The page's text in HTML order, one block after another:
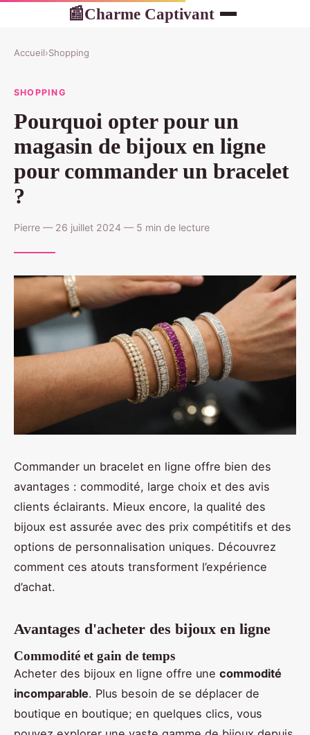
📰Charme Captivant
Accueil›Shopping
SHOPPING
Pourquoi opter pour un
magasin de bijoux en ligne
pour commander un bracelet
?
Pierre — 26 juillet 2024 — 5 min de lecture
Commander un bracelet en ligne offre bien des
avantages : commodité, large choix et des avis
clients éclairants. Mieux encore, la qualité des
bijoux est assurée avec des prix compétitifs et des
options de personnalisation uniques. Découvrez
comment ces atouts transforment l’expérience
d’achat.
Avantages d'acheter des bijoux en ligne
Commodité et gain de temps
Acheter des bijoux en ligne offre une commodité
incomparable. Plus besoin de se déplacer de
boutique en boutique; en quelques clics, vous